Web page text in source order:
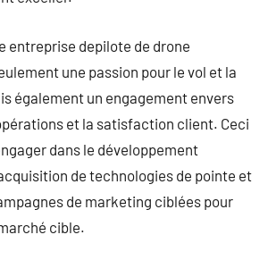
entreprise depilote de drone
une passion pour le vol et la
également un engagement envers
et la satisfaction client. Ceci
dans le développement
de technologies de pointe et
de marketing ciblées pour
cible.